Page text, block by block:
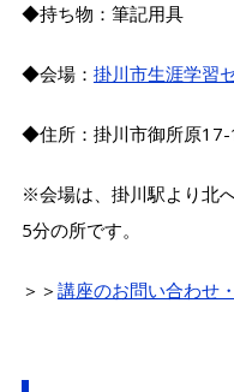
◆持ち物：筆記用具
◆会場： 掛川市生涯学習
◆住所：掛川市御所原17-
※会場は、掛川駅より北
5分の所です。
＞＞ 講座のお問い合わせ